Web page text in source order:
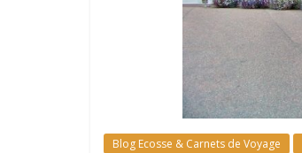
Blog Ecosse & Carnets de Voyage